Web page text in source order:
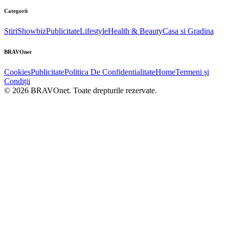
Categorii
StiriShowbizPublicitateLifestyleHealth & BeautyCasa si Gradina
BRAVOnet
CookiesPublicitatePolitica De ConfidentialitateHomeTermeni și
Condiții
© 2026 BRAVOnet. Toate drepturile rezervate.